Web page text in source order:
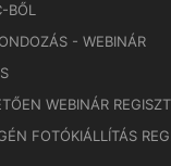
BŐL
- WEBINÁR
WEBINÁR
FOTÓKIÁLLÍTÁS